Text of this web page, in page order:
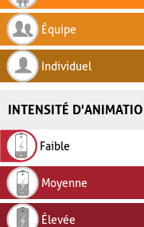
Équipe
Individuel
INTENSITÉ
Faible
Moyenne
Élevée